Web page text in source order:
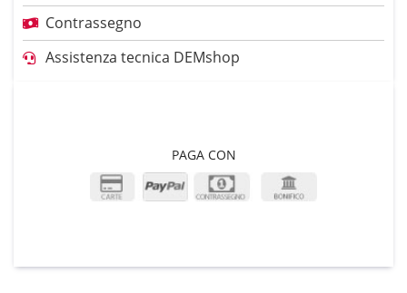
Contrassegno
Assistenza tecnica DEMshop
PAGA CON